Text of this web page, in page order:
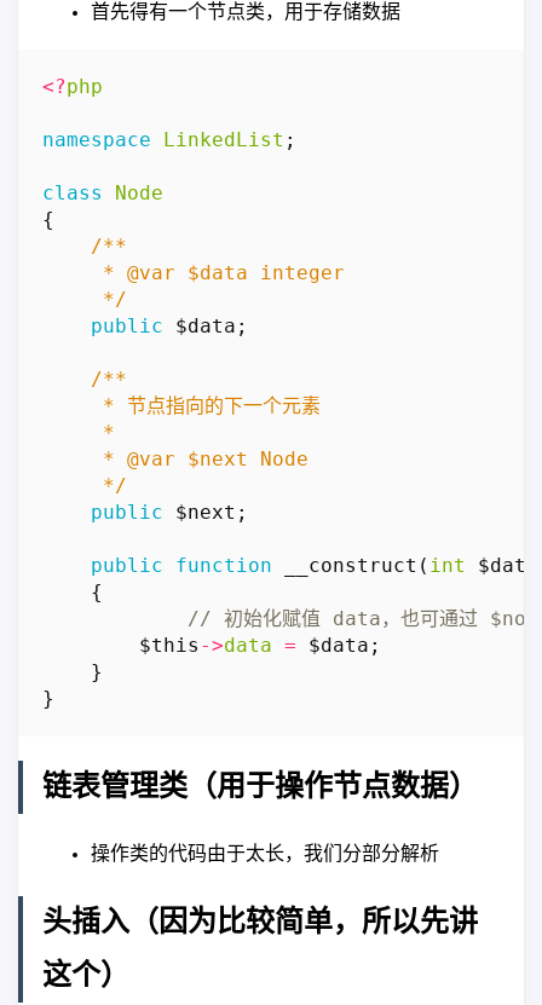
首先得有一个节点类，用于存储数据
<?php
namespace LinkedList ;
class
Node
{
     */
public
$data ;
     */
public
$next ;
public function __construct ( int
$data
{
$this ->data = $data ;
}
}
链表管理类（用于操作节点数据）
操作类的代码由于太长，我们分部分解析
头插入（因为比较简单，所以先讲
这个）